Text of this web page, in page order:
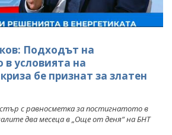
Подходът на
в условията на
бе признат за златен
с равносметка за постигнатото в
два месеца в „Още от деня“ на БНТ